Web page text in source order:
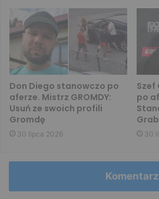
Don Diego stanowczo po
aferze. Mistrz GROMDY:
Usuń ze swoich profili
Gromdę
30 lipca 2026
Szef
po
30
Komentarz